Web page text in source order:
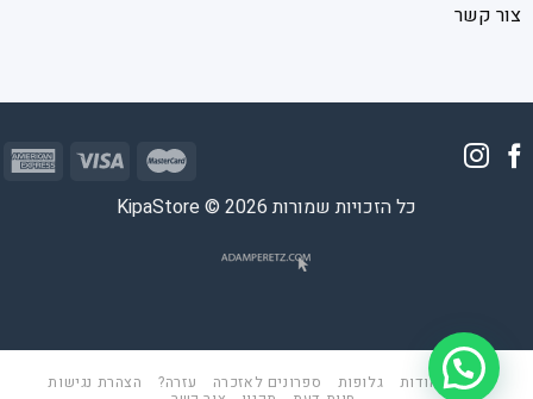
צור קשר
כל הזכויות שמורות 2026 © KipaStore
ראשי אודות גלופות ספרונים לאזכרה עזרה? הצהרת נגישות